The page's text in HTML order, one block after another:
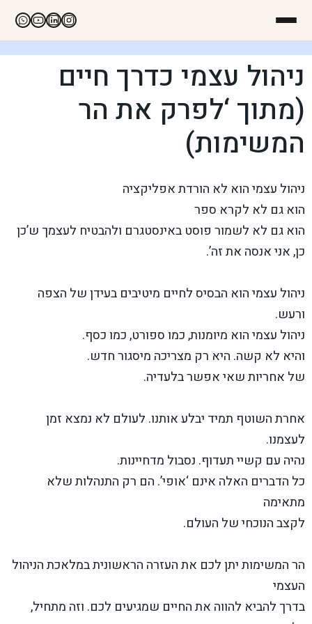
ניהול עצמי כדרך חיים
(מתוך ‘לפרק את הר
המשימות)
ניהול עצמי הוא לא הורדת אפליקציה
הוא גם לא לקרא ספר
הוא גם לא לשמור פוסט באינסטגרם ולהבטיח לעצמך ש’כן
כן, אני אנסה את זה’.
ניהול עצמי הוא הבסיס לחיים מיטיבים בעידן של הצפה
ורעש.
ניהול עצמי הוא מיומנות, כמו ספורט, כמו כסף.
והיא לא קשה. היא רק מצריכה מיסגור חדש.
של אחריות שאי אפשר בלעדיה.
אחרת השוטף תמיד יבלע אותנו. לעולם לא נמצא זמן
לעצמנו.
נהיה עם קשיי תעדוף. נסבול מדחיינות.
כל הדברים האלה אינם ‘אופי’. הם רק התנהלות שלא
מתאימה
לקצב הנוכחי של העולם.
הר המשימות יתן לכם את העזרה הראשונית במלאכת הניהול
העצמי
בדרך להביא להווה את החיים שמגיעים לכם. וזה מתחיל,